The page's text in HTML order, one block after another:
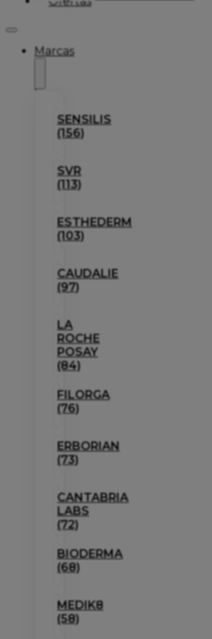
Marcas
SENSILIS
(156)
SVR
(113)
ESTHEDERM
(103)
CAUDALIE
(97)
LA
ROCHE
POSAY
(84)
FILORGA
(76)
ERBORIAN
(73)
CANTABRIA
LABS
(72)
BIODERMA
(68)
MEDIK8
(58)